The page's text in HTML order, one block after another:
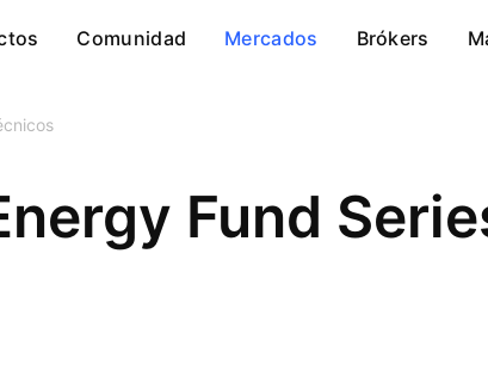
Comunidad Mercados Brókers